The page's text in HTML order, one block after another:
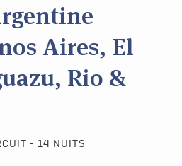
Aires, El
Rio &
- 14 NUITS